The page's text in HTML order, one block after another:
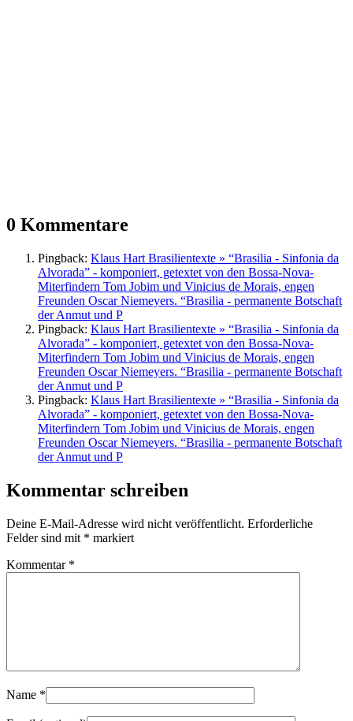
0 Kommentare
Pingback: Klaus Hart Brasilientexte » “Brasilia - Sinfonia da
Alvorada” - komponiert, getextet von den Bossa-Nova-
Miterfindern Tom Jobim und Vinicius de Morais, engen
Freunden Oscar Niemeyers. “Brasilia - permanente Botschaft
der Anmut und P
Pingback: Klaus Hart Brasilientexte » “Brasilia - Sinfonia da
Alvorada” - komponiert, getextet von den Bossa-Nova-
Miterfindern Tom Jobim und Vinicius de Morais, engen
Freunden Oscar Niemeyers. “Brasilia - permanente Botschaft
der Anmut und P
Pingback: Klaus Hart Brasilientexte » “Brasilia - Sinfonia da
Alvorada” - komponiert, getextet von den Bossa-Nova-
Miterfindern Tom Jobim und Vinicius de Morais, engen
Freunden Oscar Niemeyers. “Brasilia - permanente Botschaft
der Anmut und P
Kommentar schreiben
Deine E-Mail-Adresse wird nicht veröffentlicht. Erforderliche
Felder sind mit * markiert
Kommentar *
Name *